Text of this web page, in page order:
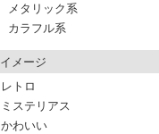
メタリック系
カラフル系
イメージ
レトロ
ミステリアス
かわいい